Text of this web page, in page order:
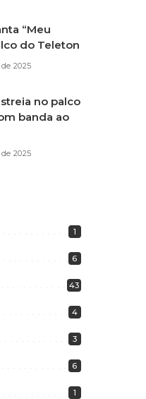
“Meu
do Teleton
2025
no palco
banda ao
2025
1
6
43
4
3
6
1